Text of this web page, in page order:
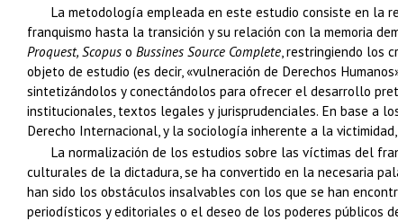
La metodología empleada en este estudio consiste en la
franquismo hasta la transición y su relación con la memoria
Proquest, Scopus o Bussines Source Complete , restringiendo los
objeto de estudio (es decir, «vulneración de Derechos
sintetizándolos y conectándolos para ofrecer el desarrollo
institucionales, textos legales y jurisprudenciales. En base a
Derecho Internacional, y la sociología inherente a la
La normalización de los estudios sobre las víctimas del
culturales de la dictadura, se ha convertido en la necesaria
han sido los obstáculos insalvables con los que se han
periodísticos y editoriales o el deseo de los poderes públicos